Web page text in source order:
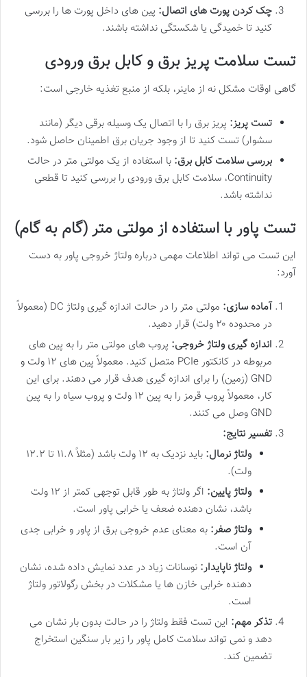
چک کردن پورت های اتصال: پین های داخل پورت ها را بررسی
کنید تا خمیدگی یا شکستگی نداشته باشند.
تست سلامت پریز برق و کابل برق ورودی
گاهی اوقات مشکل نه از ماینر، بلکه از منبع تغذیه خارجی است:
تست پریز: پریز برق را با اتصال یک وسیله برقی دیگر (مانند
سشوار) تست کنید تا از وجود جریان برق اطمینان حاصل شود.
بررسی سلامت کابل برق: با استفاده از یک مولتی متر در حالت
Continuity، سلامت کابل برق ورودی را بررسی کنید تا قطعی
نداشته باشد.
تست پاور با استفاده از مولتی متر (گام به گام)
این تست می تواند اطلاعات مهمی درباره ولتاژ خروجی پاور به دست
آورد:
آماده سازی:
مولتی متر را در حالت اندازه گیری ولتاژ DC (معمولاً
در محدوده ۲۰ ولت) قرار دهید.
اندازه گیری ولتاژ خروجی: پروب های مولتی متر را به پین های
مربوطه در کانکتور PCIe متصل کنید. معمولاً پین های ۱۲ ولت و
GND (زمین) را برای اندازه گیری هدف قرار می دهند. برای این
کار، معمولاً پروب قرمز را به پین ۱۲ ولت و پروب سیاه را به پین
GND وصل می کنند.
تفسیر نتایج:
ولتاژ نرمال:
باید نزدیک به ۱۲ ولت باشد (مثلاً ۱۱.۸ تا ۱۲.۲
ولت).
ولتاژ پایین:
اگر ولتاژ به طور قابل توجهی کمتر از ۱۲ ولت
باشد، نشان دهنده ضعف یا خرابی پاور است.
ولتاژ صفر: به معنای عدم خروجی برق از پاور و خرابی جدی
آن است.
ولتاژ ناپایدار: نوسانات زیاد در عدد نمایش داده شده، نشان
دهنده خرابی خازن ها یا مشکلات در بخش رگولاتور ولتاژ
است.
تذکر مهم: این تست فقط ولتاژ را در حالت بدون بار نشان می
دهد و نمی تواند سلامت کامل پاور را زیر بار سنگین استخراج
تضمین کند.